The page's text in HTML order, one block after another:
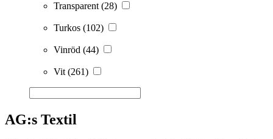
Transparent (28)
Turkos (102)
Vinröd (44)
Vit (261)
AG:s Textil